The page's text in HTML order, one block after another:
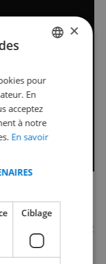
fête nationale
est tombée et
DUTCH
SPANISH
GERMAN
DANISH
×
pour
En
acceptez
à notre
En savoir
Ciblage